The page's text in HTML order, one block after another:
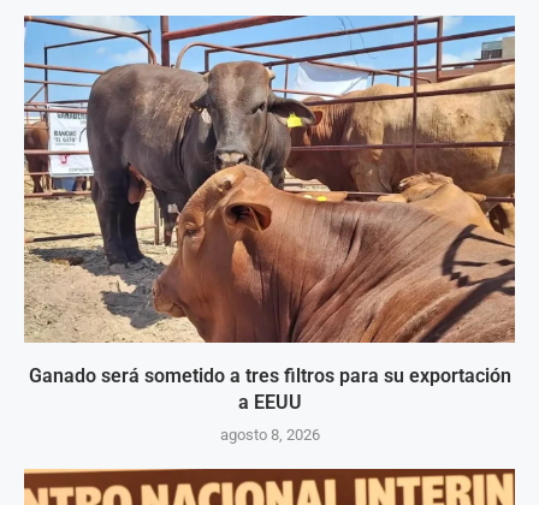
Ganado será sometido a tres filtros para su exportación
a EEUU
agosto 8, 2026